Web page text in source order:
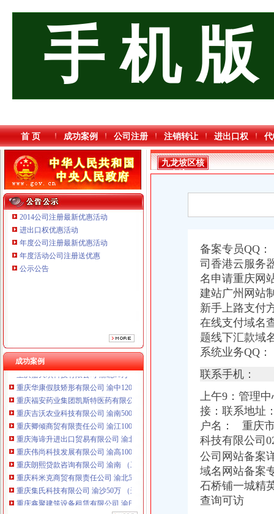
手 机 版
首 页 成功案例 公司注册 注销转让 进出口权
2014公司注册最新优惠活动
进出口权优惠活动
年度公司注册最新优惠活动
年度活动公司注册送优惠
公示公告
成功案例
重庆卿倾商贸有限责任公司 渝江100万 （工商注册）
重庆集氏科技有限公司 渝沙50万 （进出口权）
重庆鑫聚建筑设备租赁有限公司 渝巴3万 （工商注册）
重庆嘉天琪科技有限公司 渝北30万 （工商注册）
重庆华康假肢矫形有限公司 渝中120万 （增资）
重庆福安药业集团凯斯特医药有限公司 渝新100万 （进出口权）
重庆吉沃农业科技有限公司 渝南500万 （工商注册）
重庆卿倾商贸有限责任公司 渝江100万 （工商注册）
重庆海谛升进出口贸易有限公司 渝北100万 （进出口权）
重庆伟尚科技发展有限公司 渝高100万 （工商注册）
重庆朗熙贷款咨询有限公司 渝南 （工商注册）
重庆科米克商贸有限责任公司 渝北50万 （工商注册）
重庆集氏科技有限公司 渝沙50万 （进出口权）
重庆鑫聚建筑设备租赁有限公司 渝巴3万 （工商注册）
重庆嘉天琪科技有限公司 渝北30万 （工商注册）
九龙坡区核
名流程
备案专员QQ
司香港云服务
名申请重庆网
建站广州网站
新手上路支付
在线支付域名
题线下汇款域
系统业务QQ：
联系手机：
上午9：管理
接：联系地址
户名： 重庆
科技有限公司
公司网站备案
域名网站备案
石桥铺一城精
查询可访